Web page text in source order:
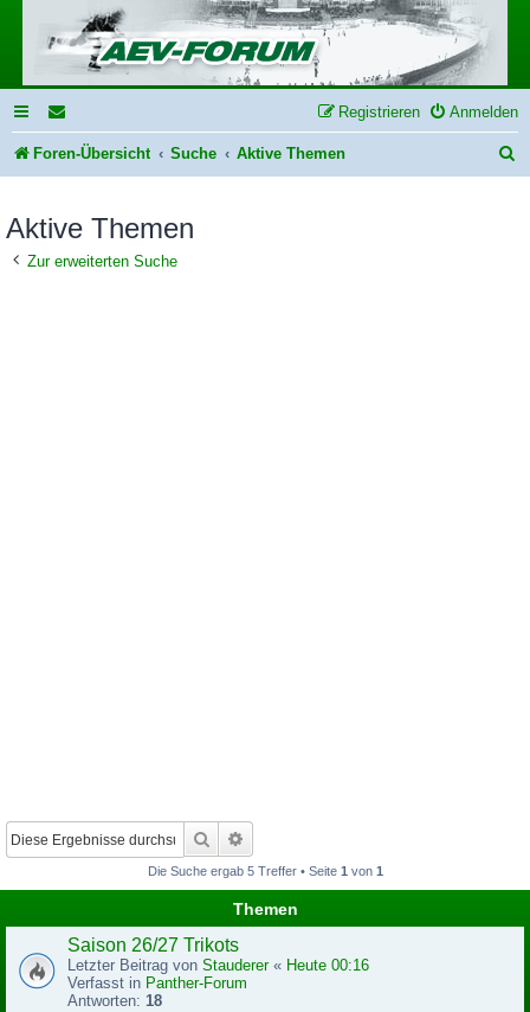
Anmelden
Registrieren
Foren-Übersicht Suche Aktive Themen
Aktive Themen
Zur erweiterten Suche
Suche
Die Suche ergab 5 Treffer • Seite 1 von 1
Themen
Saison 26/27 Trikots
Letzter Beitrag von Stauderer« Heute 00:16
Verfasst in Panther-Forum
Antworten: 18